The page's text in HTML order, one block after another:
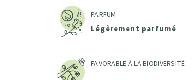
PARFUM
Légèrement parfumé
FAVORABLE À LA BIODIVERSITÉ